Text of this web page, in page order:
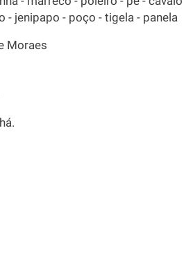
- jenipapo - poço - tigela - panela
Moraes